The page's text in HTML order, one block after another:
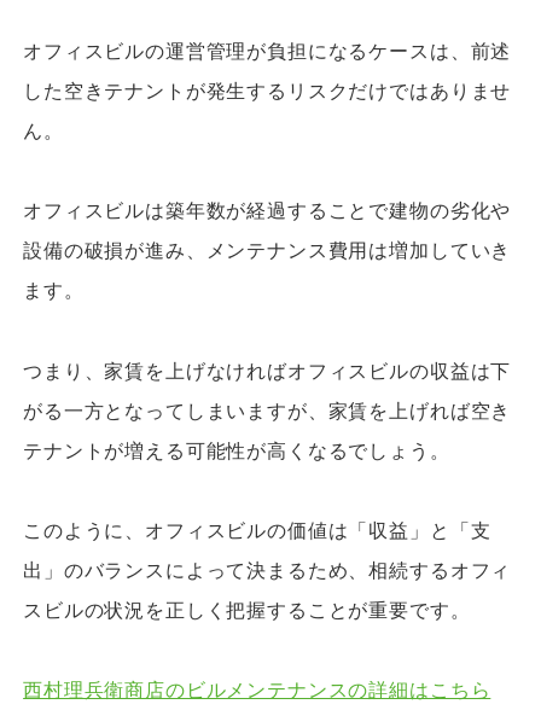
オフィスビルの運営管理が負担になるケースは、前述
した空きテナントが発生するリスクだけではありませ
ん。
オフィスビルは築年数が経過することで建物の劣化や
設備の破損が進み、メンテナンス費用は増加していき
ます。
つまり、家賃を上げなければオフィスビルの収益は下
がる一方となってしまいますが、家賃を上げれば空き
テナントが増える可能性が高くなるでしょう。
このように、オフィスビルの価値は「収益」と「支
出」のバランスによって決まるため、相続するオフィ
スビルの状況を正しく把握することが重要です。
西村理兵衛商店のビルメンテナンスの詳細はこちら